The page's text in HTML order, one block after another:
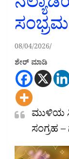
ಸಂಭ್ರಮ
08/04/2026
ಶೇರ್ ಮಾಡಿ
ಮುಳಿಯ
ಸಂಗ್ರಹ